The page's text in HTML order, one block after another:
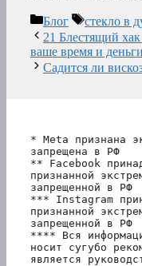
Рубрики
Блог Метки
стекло в
21 Блестящий
ваше время и деньги
Садится ли
* Meta признана
запрещена в РФ
** Facebook
признанной
запрещенной в РФ
*** Instagram
признанной
запрещенной в РФ
**** Вся
носит сугубо
является